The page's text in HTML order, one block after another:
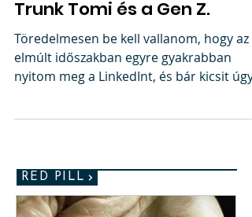
Hogyan adjunk el kilóra
egy egész generációt?
Trunk Tomi és a Gen Z.
Töredelmesen be kell vallanom, hogy az